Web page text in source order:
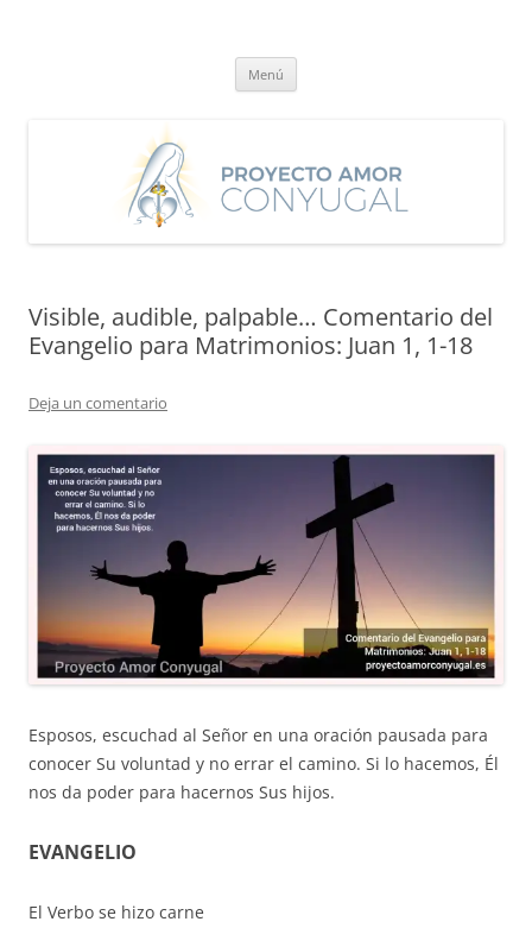
Menú
Visible, audible, palpable… Comentario del
Evangelio para Matrimonios: Juan 1, 1-18
Deja un comentario
Esposos, escuchad al Señor en una oración pausada para
conocer Su voluntad y no errar el camino. Si lo hacemos, Él
nos da poder para hacernos Sus hijos.
EVANGELIO
El Verbo se hizo carne